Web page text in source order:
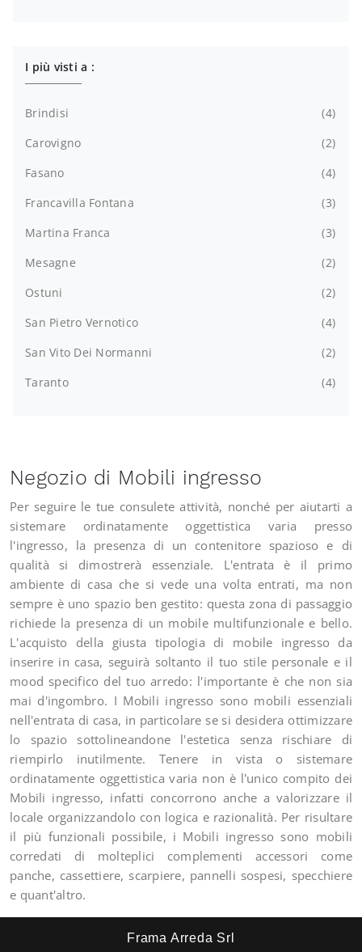
I più visti a :
Brindisi
4
Carovigno
2
Fasano
4
Francavilla Fontana
3
Martina Franca
3
Mesagne
2
Ostuni
2
San Pietro Vernotico
4
San Vito Dei Normanni
2
Taranto
4
Negozio di Mobili ingresso
Per seguire le tue consulete attività, nonché per aiutarti a
sistemare ordinatamente oggettistica varia presso
l'ingresso, la presenza di un contenitore spazioso e di
qualità si dimostrerà essenziale. L'entrata è il primo
ambiente di casa che si vede una volta entrati, ma non
sempre è uno spazio ben gestito: questa zona di passaggio
richiede la presenza di un mobile multifunzionale e bello.
L'acquisto della giusta tipologia di mobile ingresso da
inserire in casa, seguirà soltanto il tuo stile personale e il
mood specifico del tuo arredo: l'importante è che non sia
mai d'ingombro. I Mobili ingresso sono mobili essenziali
nell'entrata di casa, in particolare se si desidera ottimizzare
lo spazio sottolineandone l'estetica senza rischiare di
riempirlo inutilmente. Tenere in vista o sistemare
ordinatamente oggettistica varia non è l’unico compito dei
Mobili ingresso, infatti concorrono anche a valorizzare il
locale organizzandolo con logica e razionalità. Per risultare
il più funzionali possibile, i Mobili ingresso sono mobili
corredati di molteplici complementi accessori come
panche, cassettiere, scarpiere, pannelli sospesi, specchiere
e quant'altro.
Frama Arreda Srl